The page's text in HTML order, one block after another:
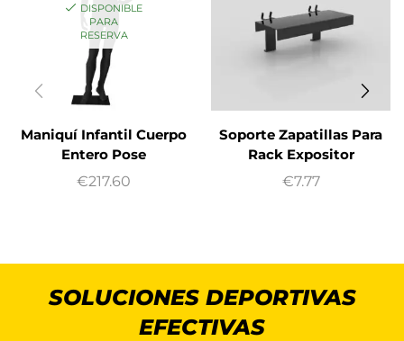
DISPONIBLE
PARA
RESERVA
Maniquí Infantil Cuerpo
Entero Pose
€217.60
Soporte Zapatillas Para
Rack Expositor
€7.77
SOLUCIONES DEPORTIVAS
EFECTIVAS